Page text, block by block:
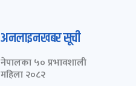
अनलाइनखबर सूची
नेपालका ५० प्रभावशाली
महिला २०८२